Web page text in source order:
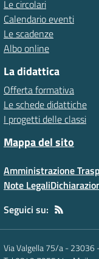
Le circolari
Calendario eventi
Le scadenze
Albo online
La didattica
Offerta formativa
Le schede didattiche
I progetti delle classi
Mappa del sito
Amministrazione
Note Legali
Seguici su:
Via Valgella 75/a - 23036